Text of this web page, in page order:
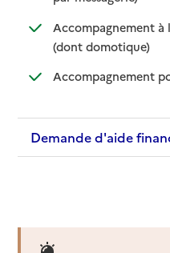
Accompagnement
(dont domotique)
:
: non
Accompagnement
Demande d'aide